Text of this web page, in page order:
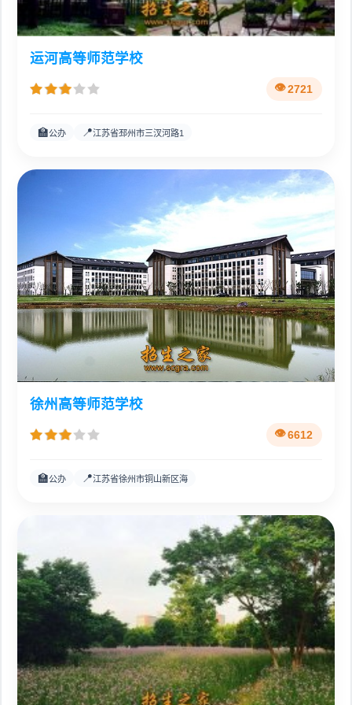
运河高等师范学校
2721
🏫公办 📍江苏省邳州市三汊河路1
徐州高等师范学校
6612
🏫公办 📍江苏省徐州市铜山新区海